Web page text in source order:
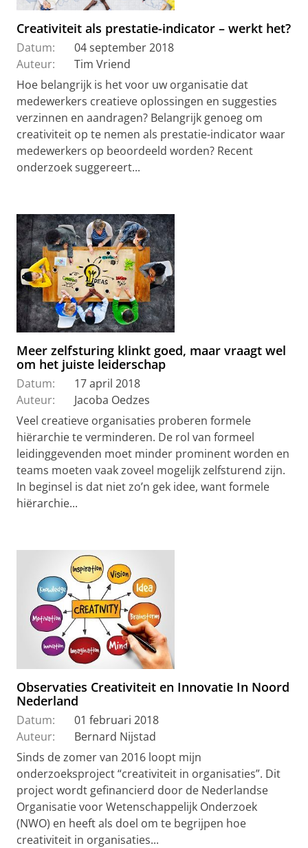
Creativiteit als prestatie-indicator – werkt het?
Datum:
04 september 2018
Auteur:
Tim Vriend
Hoe belangrijk is het voor uw organisatie dat
medewerkers creatieve oplossingen en suggesties
verzinnen en aandragen? Belangrijk genoeg om
creativiteit op te nemen als prestatie-indicator waar
medewerkers op beoordeeld worden? Recent
onderzoek suggereert...
Meer zelfsturing klinkt goed, maar vraagt wel
om het juiste leiderschap
Datum:
17 april 2018
Auteur:
Jacoba Oedzes
Veel creatieve organisaties proberen formele
hiërarchie te verminderen. De rol van formeel
leidinggevenden moet minder prominent worden en
teams moeten vaak zoveel mogelijk zelfsturend zijn.
In beginsel is dat niet zo’n gek idee, want formele
hiërarchie...
Observaties Creativiteit en Innovatie In Noord
Nederland
Datum:
01 februari 2018
Auteur:
Bernard Nijstad
Sinds de zomer van 2016 loopt mijn
onderzoeksproject “creativiteit in organisaties”. Dit
project wordt gefinancierd door de Nederlandse
Organisatie voor Wetenschappelijk Onderzoek
(NWO) en heeft als doel om te begrijpen hoe
creativiteit in organisaties...